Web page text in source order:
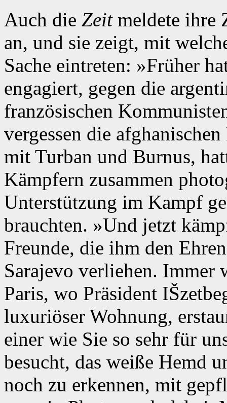
Auch die Zeitmeldete ihre
an, und sie zeigt, mit
Sache eintreten: »Früher
engagiert, gegen die
französischen
vergessen die
mit Turban und Burnus,
Kämpfern zusammen
Unterstützung im Kampf
brauchten. »Und jetzt
Freunde, die ihm den
Sarajevo verliehen. Immer
Paris, wo Präsident
luxuriöser Wohnung,
einer wie Sie so sehr für
besucht, das weiße Hemd
noch zu erkennen, mit